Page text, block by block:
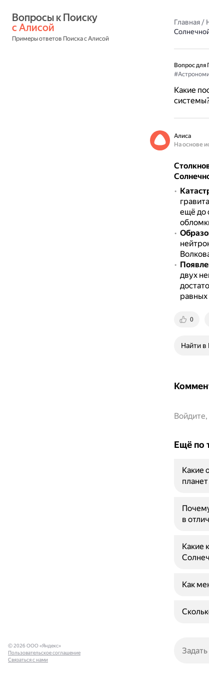
с Алисой
Примеры ответов Поиска с Алисой
Главная/
Вопрос для
Какие
Алиса
На основе
ещё до
двух
0
Найти в
Ещё по
Какие
в
Какие
Как
© 2026 ООО «Яндекс»
Пользовательское соглашение
Связаться с нами